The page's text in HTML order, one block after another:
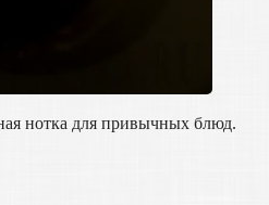
нотка для привычных блюд.